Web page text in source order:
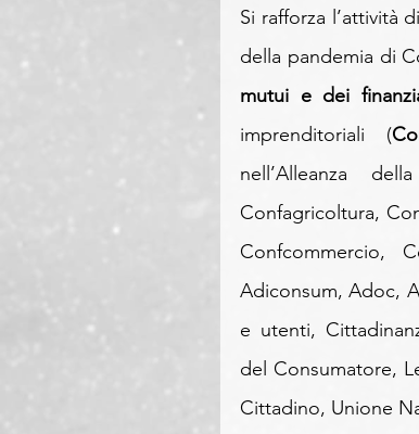
Si rafforza l’attività
della pandemia di
mutui e dei
imprenditoriali (
nell’Alleanza
Confagricoltura,
Confcommercio,
Adiconsum, Adoc,
e utenti,
del Consumatore,
Cittadino, Unione